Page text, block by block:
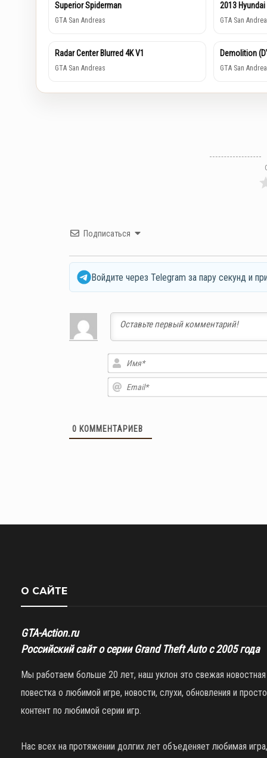
Superior Spiderman
GTA San Andreas
2013
GTA San
Radar Center Blurred 4K V1
GTA San Andreas
Demolition
GTA San
Подписаться
Войдите через Telegram за пару секунд и
0 КОММЕНТАРИЕВ
О САЙТЕ
GTA-Action.ru
Российский сайт о серии Grand Theft Auto с 2005 года
Мы работаем больше 20 лет, наш уклон это свежая новостная
повестка о любимой игре, новости, слухи, обновления и просто
контент по любимой серии игр.
Нас всех на протяжении долгих лет объеденяет любимая игра,